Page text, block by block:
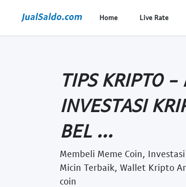
Home Live Rate
TIPS KRIPTO -
INVESTASI
BEL ...
Membeli Meme Coin,
Micin Terbaik, Wallet Kripto
coin